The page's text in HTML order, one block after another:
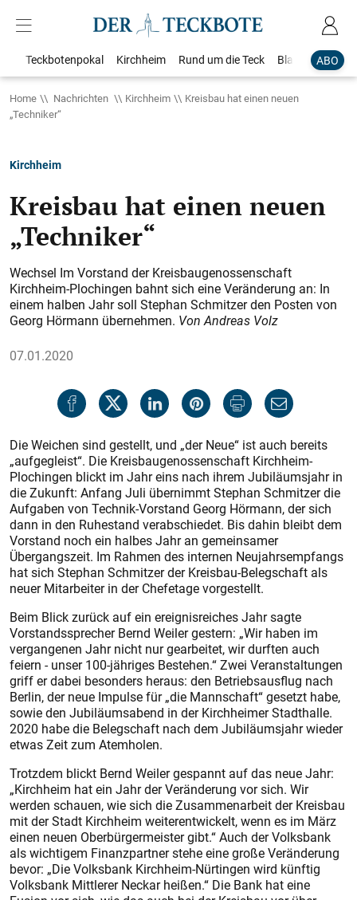
ABO
Teckbotenpokal Kirchheim Rund um die Teck Blaulicht
Home Nachrichten Kirchheim
Kreisbau hat einen neuen
„Techniker“
Kirchheim
Kreisbau hat einen neuen
„Techniker“
Wechsel Im Vorstand der Kreisbaugenossenschaft
Kirchheim-Plochingen bahnt sich eine Veränderung an: In
einem halben Jahr soll Stephan Schmitzer den Posten von
Georg Hörmann übernehmen. Von Andreas Volz
07.01.2020
Die Weichen sind gestellt, und „der Neue“ ist auch bereits
„aufgegleist“. Die Kreisbaugenossenschaft Kirchheim-
Plochingen blickt im Jahr eins nach ihrem Jubiläumsjahr in
die Zukunft: Anfang Juli übernimmt Stephan Schmitzer die
Aufgaben von Technik-Vorstand Georg Hörmann, der sich
dann in den Ruhestand verabschiedet. Bis dahin bleibt dem
Vorstand noch ein halbes Jahr an gemeinsamer
Übergangszeit. Im Rahmen des internen Neujahrsempfangs
hat sich Stephan Schmitzer der Kreisbau-Belegschaft als
neuer Mitarbeiter in der Chefetage vorgestellt.
Beim Blick zurück auf ein ereignisreiches Jahr sagte
Vorstandssprecher Bernd Weiler gestern: „Wir haben im
vergangenen Jahr nicht nur gearbeitet, wir durften auch
feiern - unser 100-jähriges Bestehen.“ Zwei Veranstaltungen
griff er dabei besonders heraus: den Betriebsausflug nach
Berlin, der neue Impulse für „die Mannschaft“ gesetzt habe,
sowie den Jubiläumsabend in der Kirchheimer Stadthalle.
2020 habe die Belegschaft nach dem Jubiläumsjahr wieder
etwas Zeit zum Atemholen.
Trotzdem blickt Bernd Weiler gespannt auf das neue Jahr:
„Kirchheim hat ein Jahr der Veränderung vor sich. Wir
werden schauen, wie sich die Zusammenarbeit der Kreisbau
mit der Stadt Kirchheim weiterentwickelt, wenn es im März
einen neuen Oberbürgermeister gibt.“ Auch der Volksbank
als wichtigem Finanzpartner stehe eine große Veränderung
bevor: „Die Volksbank Kirchheim-Nürtingen wird künftig
Volksbank Mittlerer Neckar heißen.“ Die Bank hat eine